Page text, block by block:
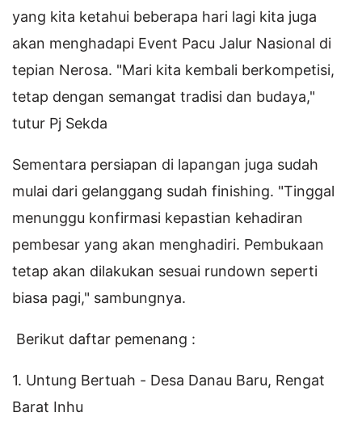
yang kita ketahui beberapa hari lagi kita juga
akan menghadapi Event Pacu Jalur Nasional di
tepian Nerosa. "Mari kita kembali berkompetisi,
tetap dengan semangat tradisi dan budaya,"
tutur Pj Sekda
Sementara persiapan di lapangan juga sudah
mulai dari gelanggang sudah finishing. "Tinggal
menunggu konfirmasi kepastian kehadiran
pembesar yang akan menghadiri. Pembukaan
tetap akan dilakukan sesuai rundown seperti
biasa pagi," sambungnya.
Berikut daftar pemenang :
1. Untung Bertuah - Desa Danau Baru, Rengat
Barat Inhu